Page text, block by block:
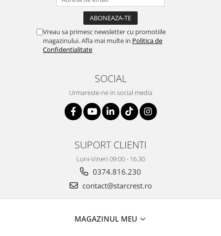
Vreau sa primesc newsletter cu promotiile
magazinului. Afla mai multe in Politica de
Confidentialitate
SOCIAL
Urmareste-ne in social media
SUPORT CLIENTI
Luni-Vineri 09:00 - 16.30
0374.816.230
contact@starcrest.ro
MAGAZINUL MEU